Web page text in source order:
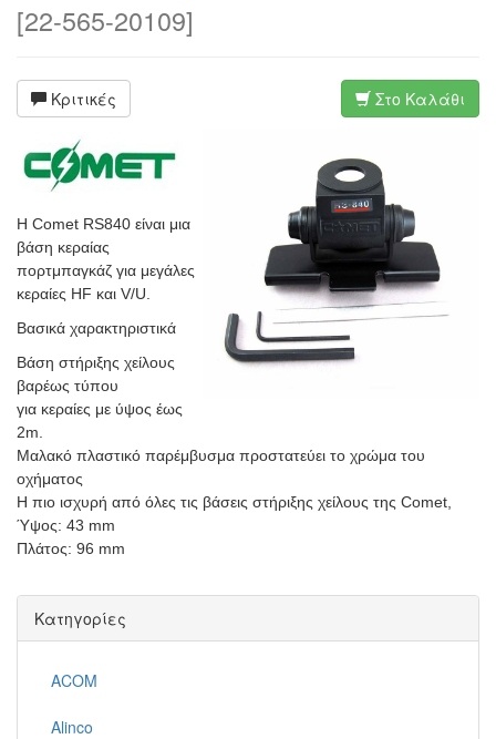
[22-565-20109]
Κριτικές Στο Καλάθι
Η Comet RS840 είναι μια
βάση κεραίας
πορτμπαγκάζ για μεγάλες
κεραίες HF και V/U.
Βασικά χαρακτηριστικά
Βάση στήριξης χείλους
βαρέως τύπου
για κεραίες με ύψος έως
2m.
Μαλακό πλαστικό παρέμβυσμα προστατεύει το χρώμα του
οχήματος
Η πιο ισχυρή από όλες τις βάσεις στήριξης χείλους της Comet,
Ύψος: 43 mm
Πλάτος: 96 mm
Κατηγορίες
ACOM
Alinco